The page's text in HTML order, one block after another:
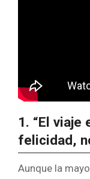
1. “El viaje
felicidad,
Aunque la